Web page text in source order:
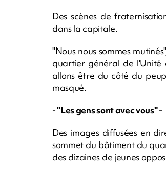
Des scènes de
dans la capitale.
"Nous nous sommes
quartier général de l'Unité
allons être du côté du
masqué.
- "Les gens sont avec vous" -
Des images diffusées en
sommet du bâtiment du
des dizaines de jeunes